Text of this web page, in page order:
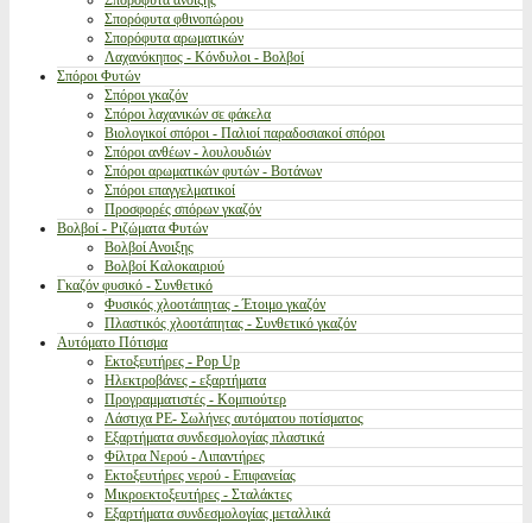
Σπορόφυτα φθινοπώρου
Σπορόφυτα αρωματικών
Λαχανόκηπος - Κόνδυλοι - Βολβοί
Σπόροι Φυτών
Σπόροι γκαζόν
Σπόροι λαχανικών σε φάκελα
Βιολογικοί σπόροι - Παλιοί παραδοσιακοί σπόροι
Σπόροι ανθέων - λουλουδιών
Σπόροι αρωματικών φυτών - Βοτάνων
Σπόροι επαγγελματικοί
Προσφορές σπόρων γκαζόν
Βολβοί - Ριζώματα Φυτών
Βολβοί Ανοιξης
Βολβοί Καλοκαιριού
Γκαζόν φυσικό - Συνθετικό
Φυσικός χλοοτάπητας - Έτοιμο γκαζόν
Πλαστικός χλοοτάπητας - Συνθετικό γκαζόν
Αυτόματο Πότισμα
Εκτοξευτήρες - Pop Up
Ηλεκτροβάνες - εξαρτήματα
Προγραμματιστές - Κομπιούτερ
Λάστιχα PE- Σωλήνες αυτόματου ποτίσματος
Εξαρτήματα συνδεσμολογίας πλαστικά
Φίλτρα Νερού - Λιπαντήρες
Εκτοξευτήρες νερού - Επιφανείας
Μικροεκτοξευτήρες - Σταλάκτες
Εξαρτήματα συνδεσμολογίας μεταλλικά